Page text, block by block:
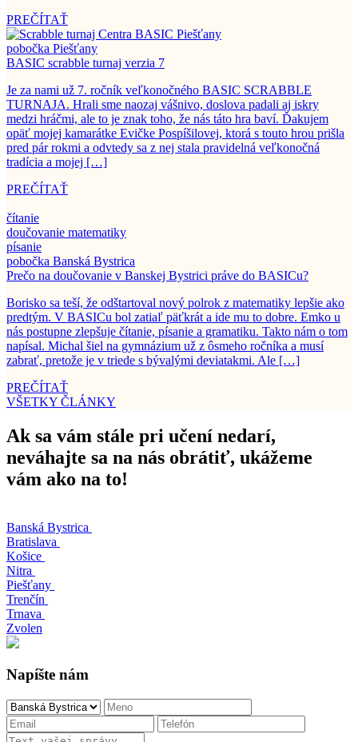
PREČÍTAŤ
pobočka Piešťany
BASIC scrabble turnaj verzia 7
Je za nami už 7. ročník veľkonočného BASIC SCRABBLE
TURNAJA. Hrali sme naozaj vášnivo, doslova padali aj iskry
medzi hráčmi, ale to je znak toho, že nás táto hra baví. Ďakujem
opäť mojej kamarátke Evičke Pospíšilovej, ktorá s touto hrou prišla
pred pár rokmi a odvtedy sa z nej stala pravidelná veľkonočná
tradícia a mojej […]
PREČÍTAŤ
čítanie
doučovanie matematiky
písanie
pobočka Banská Bystrica
Prečo na doučovanie v Banskej Bystrici práve do BASICu?
Borisko sa teší, že odštartoval nový polrok z matematiky lepšie ako
predtým. V BASICu bol zatiaľ päťkrát a ide mu to dobre. Emko u
nás postupne zlepšuje čítanie, písanie a gramatiku. Takto nám o tom
napísal. Michal šiel na gymnázium už z ôsmeho ročníka a musí
zabrať, pretože je v triede s bývalými deviatakmi. Ale […]
PREČÍTAŤ
VŠETKY ČLÁNKY
Ak sa vám stále pri učení nedarí,
neváhajte sa na nás obrátiť, ukážeme
vám ako na to!
Banská Bystrica
Bratislava
Košice
Nitra
Piešťany
Trenčín
Trnava
Zvolen
Napíšte nám